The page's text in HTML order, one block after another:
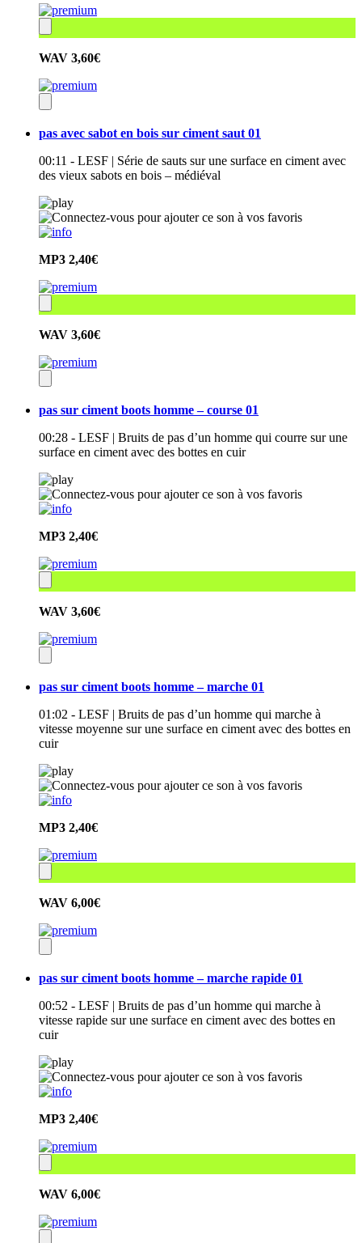
WAV 3,60€
pas avec sabot en bois sur ciment saut 01
00:11 - LESF | Série de sauts sur une surface en ciment avec
des vieux sabots en bois – médiéval
MP3 2,40€
WAV 3,60€
pas sur ciment boots homme – course 01
00:28 - LESF | Bruits de pas d’un homme qui courre sur une
surface en ciment avec des bottes en cuir
MP3 2,40€
WAV 3,60€
pas sur ciment boots homme – marche 01
01:02 - LESF | Bruits de pas d’un homme qui marche à
vitesse moyenne sur une surface en ciment avec des bottes en
cuir
MP3 2,40€
WAV 6,00€
pas sur ciment boots homme – marche rapide 01
00:52 - LESF | Bruits de pas d’un homme qui marche à
vitesse rapide sur une surface en ciment avec des bottes en
cuir
MP3 2,40€
WAV 6,00€